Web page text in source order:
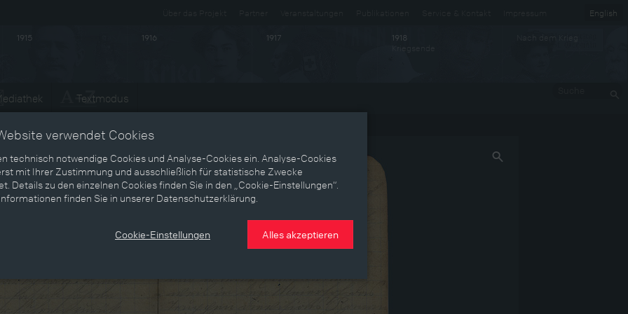
English
1915 1916 1917 1918
Textmodus
verwendet Cookies
technisch notwendige Cookies und Analyse-Cookies ein. Analyse-Cookies
mit Ihrer Zustimmung und ausschließlich für statistische Zwecke
Details zu den einzelnen Cookies finden Sie in den „Cookie-Einstellungen“.
finden Sie in unserer Datenschutzerklärung.
Cookie-Einstellungen Alles akzeptieren